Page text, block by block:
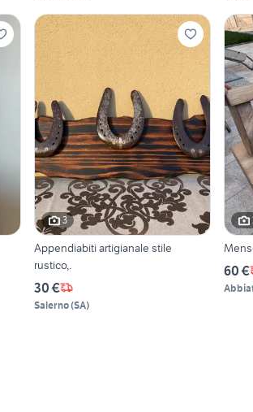
3
Appendiabiti artigianale stile
rustico,.
30 €
Salerno(SA)
60 €